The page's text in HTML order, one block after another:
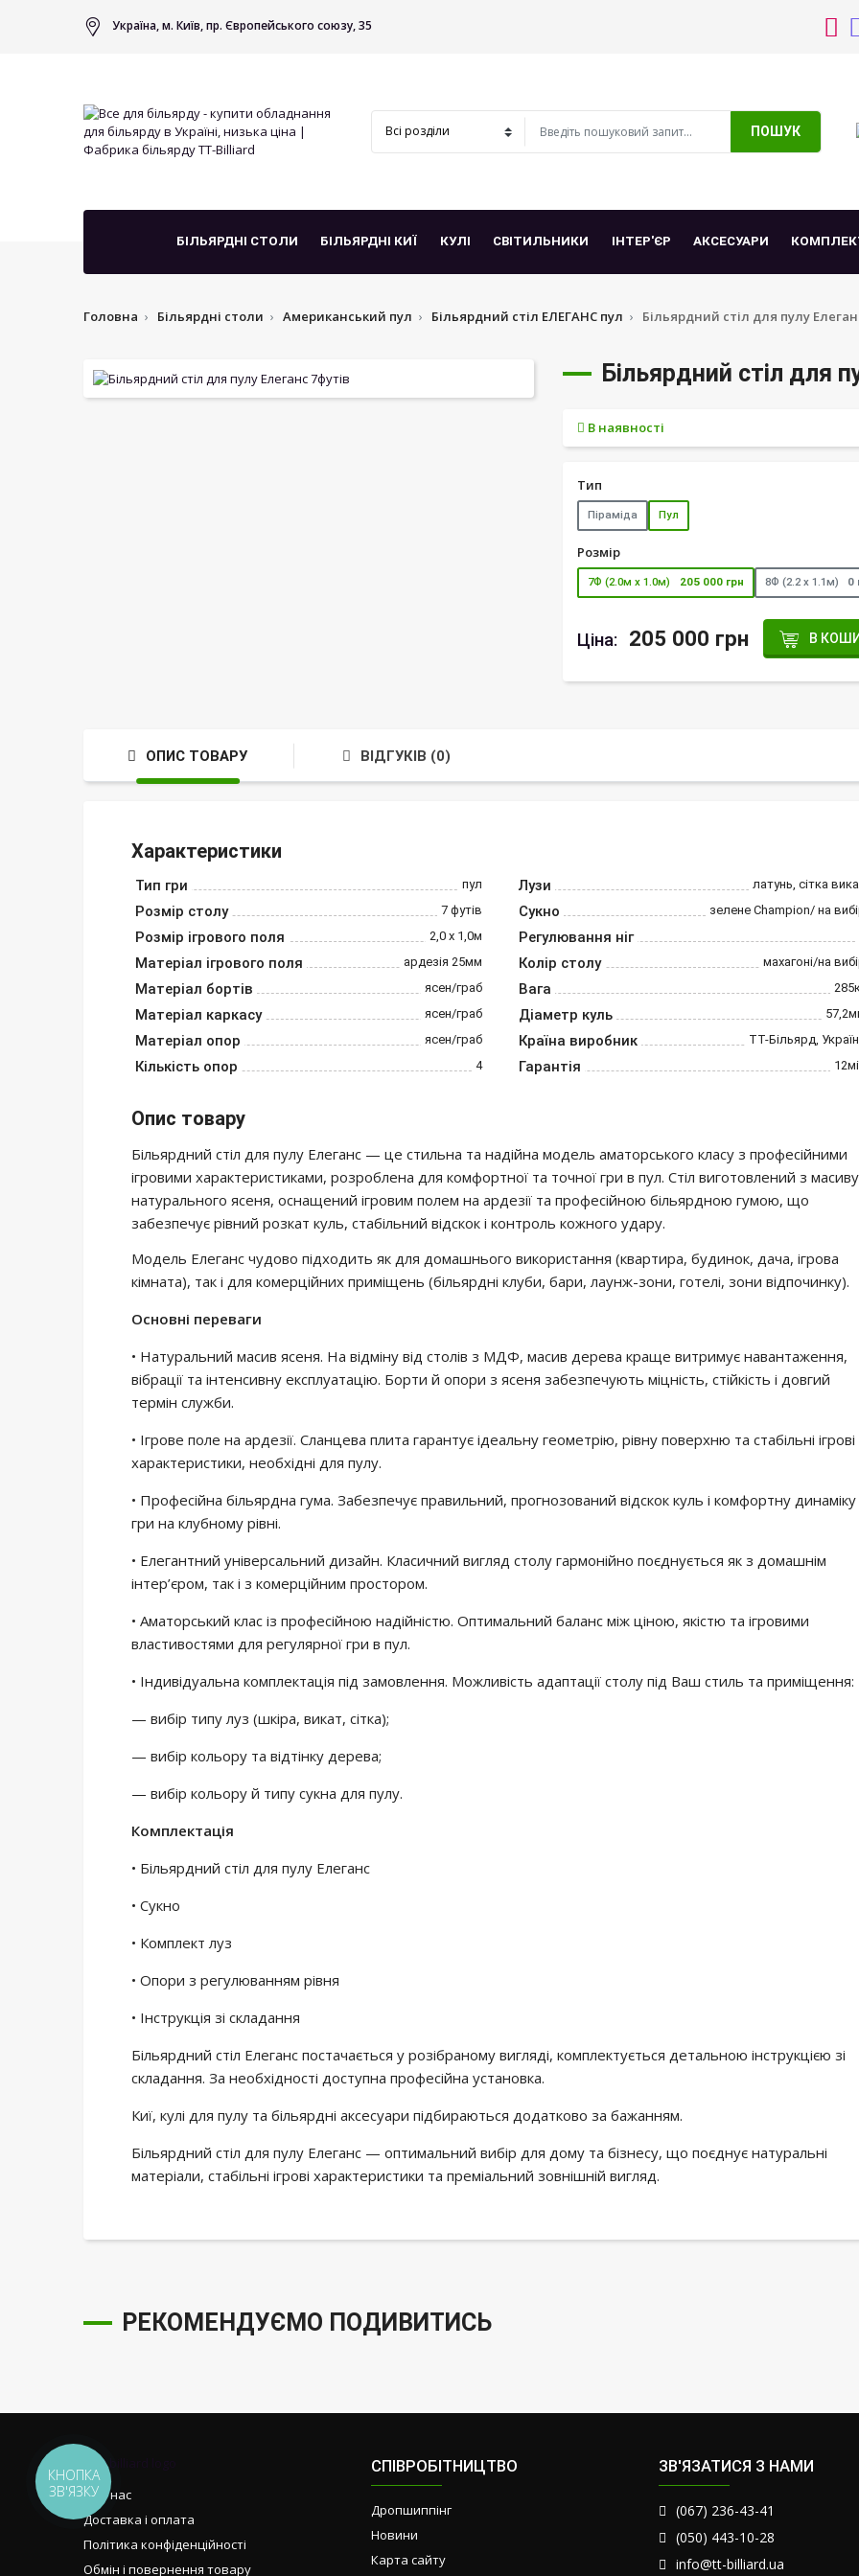
Україна, м. Київ, пр. Європейського союзу, 35
ПОШУК
БІЛЬЯРДНІ СТОЛИ БІЛЬЯРДНІ КИЇ КУЛІ СВІТИЛЬНИКИ ІНТЕР'ЄР АКСЕСУАРИ
Головна Більярдні столи Американський пул Більярдний стіл ЕЛЕГАНС пул Більярдний стіл для пулу
Більярдний стіл для
В наявності
Тип
Піраміда Пул
Розмір
7Ф (2.0м х 1.0м) 205 000 грн 8Ф (2.2 х 1.1м) 0
Ціна: 205 000 грн В
ОПИС ТОВАРУ ВІДГУКІВ (0)
Характеристики
Тип гри пул
Розмір столу 7 футів
Розмір ігрового поля 2,0 х 1,0м
Матеріал ігрового поля ардезія 25мм
Матеріал бортів ясен/граб
Матеріал каркасу ясен/граб
Матеріал опор ясен/граб
Кількість опор 4
Лузи латунь, сітка
Сукно зелене Champion/ на
Регулювання ніг
Колір столу махагоні/на
Вага
Діаметр куль
Країна виробник ТТ-Більярд,
Гарантія
Опис товару
Більярдний стіл для пулу Елеганс — це стильна та надійна модель аматорського класу з професійними
ігровими характеристиками, розроблена для комфортної та точної гри в пул. Стіл виготовлений з масиву
натурального ясеня, оснащений ігровим полем на ардезії та професійною більярдною гумою, що
забезпечує рівний розкат куль, стабільний відскок і контроль кожного удару.
Модель Елеганс чудово підходить як для домашнього використання (квартира, будинок, дача, ігрова
кімната), так і для комерційних приміщень (більярдні клуби, бари, лаунж-зони, готелі, зони відпочинку).
Основні переваги
• Натуральний масив ясеня. На відміну від столів з МДФ, масив дерева краще витримує навантаження,
вібрації та інтенсивну експлуатацію. Борти й опори з ясеня забезпечують міцність, стійкість і довгий
термін служби.
• Ігрове поле на ардезії. Сланцева плита гарантує ідеальну геометрію, рівну поверхню та стабільні ігрові
характеристики, необхідні для пулу.
• Професійна більярдна гума. Забезпечує правильний, прогнозований відскок куль і комфортну динаміку
гри на клубному рівні.
• Елегантний універсальний дизайн. Класичний вигляд столу гармонійно поєднується як з домашнім
інтер’єром, так і з комерційним простором.
• Аматорський клас із професійною надійністю. Оптимальний баланс між ціною, якістю та ігровими
властивостями для регулярної гри в пул.
• Індивідуальна комплектація під замовлення. Можливість адаптації столу під Ваш стиль та приміщення:
— вибір типу луз (шкіра, викат, сітка);
— вибір кольору та відтінку дерева;
— вибір кольору й типу сукна для пулу.
Комплектація
• Більярдний стіл для пулу Елеганс
• Сукно
• Комплект луз
• Опори з регулюванням рівня
• Інструкція зі складання
Більярдний стіл Елеганс постачається у розібраному вигляді, комплектується детальною інструкцією зі
складання. За необхідності доступна професійна установка.
Киї, кулі для пулу та більярдні аксесуари підбираються додатково за бажанням.
Більярдний стіл для пулу Елеганс — оптимальний вибір для дому та бізнесу, що поєднує натуральні
матеріали, стабільні ігрові характеристики та преміальний зовнішній вигляд.
РЕКОМЕНДУЄМО ПОДИВИТИСЬ
Про нас
Доставка і оплата
Політика конфіденційності
Обмін і повернення товару
СПІВРОБІТНИЦТВО
Дропшиппінг
Новини
Карта сайту
ЗВ'ЯЗАТИСЯ З НАМИ
(067) 236-43-41
(050) 443-10-28
info@tt-billiard.ua
КНОПКА
ЗВ'ЯЗКУ